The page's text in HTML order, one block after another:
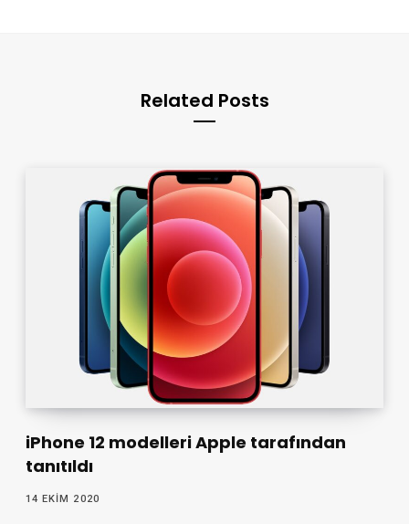
Related Posts
iPhone 12 modelleri Apple tarafından
tanıtıldı
14 EKIM 2020